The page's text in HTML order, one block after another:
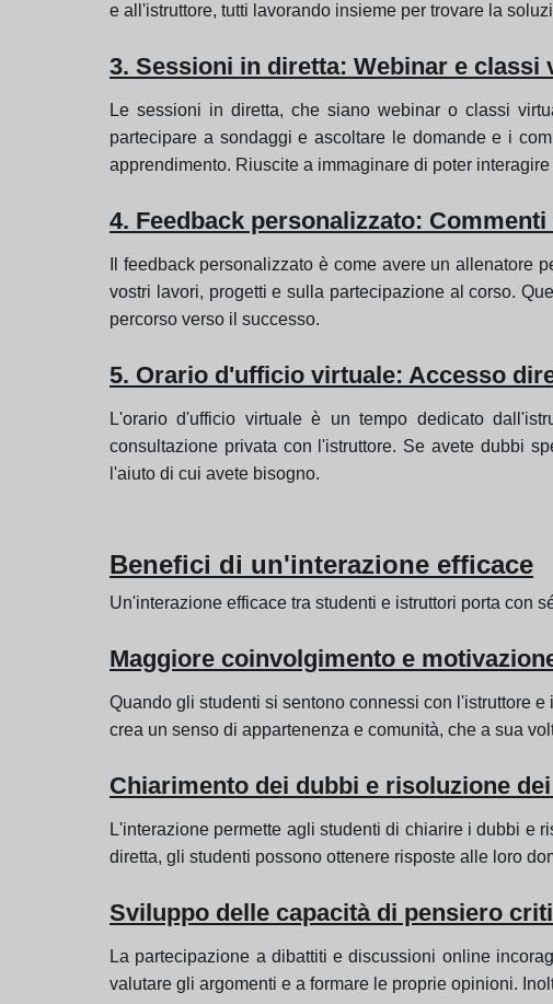
e all'istruttore, tutti lavorando insieme per trovare la
3. Sessioni in diretta: Webinar e
Le sessioni in diretta, che siano webinar o classi
partecipare a sondaggi e ascoltare le domande e i
apprendimento. Riuscite a immaginare di poter
4. Feedback personalizzato:
Il feedback personalizzato è come avere un allenatore
vostri lavori, progetti e sulla partecipazione al corso.
percorso verso il successo.
5. Orario d'ufficio virtuale: Accesso
L'orario d'ufficio virtuale è un tempo dedicato
consultazione privata con l'istruttore. Se avete dubbi
l'aiuto di cui avete bisogno.
Benefici di un'interazione efficace
Un'interazione efficace tra studenti e istruttori porta con
Maggiore coinvolgimento e
Quando gli studenti si sentono connessi con l'istruttore
crea un senso di appartenenza e comunità, che a sua
Chiarimento dei dubbi e risoluzione
L'interazione permette agli studenti di chiarire i dubbi e
diretta, gli studenti possono ottenere risposte alle loro
Sviluppo delle capacità di pensiero
La partecipazione a dibattiti e discussioni online
valutare gli argomenti e a formare le proprie opinioni.